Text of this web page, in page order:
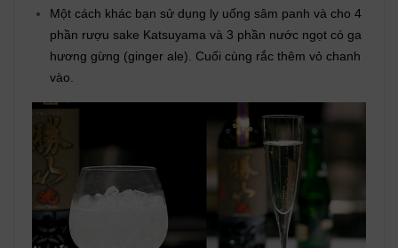
Một cách khác bạn sử dụng ly uống sâm panh và cho 4
phần rượu sake Katsuyama và 3 phần nước ngọt có ga
hương gừng (ginger ale). Cuối cùng rắc thêm vỏ chanh
vào.